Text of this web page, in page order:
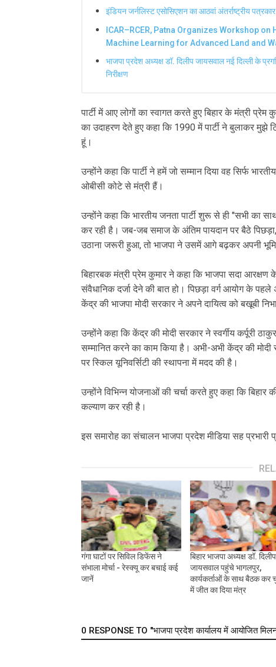
इंडियन जर्नलिस्ट एसोसिएशन का आठवां अंतर्राष्ट्रीय पत्रकार
ICAR–RCER, Patna Organizes Workshop
Machine Learning for Advanced Land and
भाजपा प्रदेश अध्यक्ष डॉ. दिलीप जायसवाल नई दिल्ली के
निरीक्षण
पार्टी में आए लोगों का स्वागत करते हुए बिहार के मंत्री
का उदाहरण देते हुए कहा कि 1990 में पार्टी ने बुलाकर
हूं।
उन्होंने कहा कि पार्टी ने हमें जो सम्मान दिया वह सिर्फ
ओबीसी कोटे से मंत्री हैं।
उन्होंने कहा कि भारतीय जनता पार्टी शुरू से ही "सभी का
कर रही है। जब-जब समाज के अंतिम पायदान पर बैठे
उठाना जरूरी हुआ, तो भाजपा ने उसमें आगे बढ़कर अपनी
बिहारबक मंत्री प्रेम कुमार ने कहा कि भाजपा सदा
संवैधानिक दर्जा देने की बात हो। पिछड़ा वर्ग आयोग के
केंद्र की भाजपा मोदी सरकार ने अपने दायित्व को बखूबी
उन्होंने कहा कि केंद्र की मोदी सरकार ने स्वर्गीय कर्पूरी
सम्मानित करने का काम किया है। अभी-अभी केंद्र की
पर स्किल यूनिवर्सिटी की स्थापना में मदद की है।
उन्होंने विभिन्न योजनाओं की चर्चा करते हुए कहा कि
कल्याण कर रही है।
इस समारोह का संचालन भाजपा प्रदेश मीडिया सह प्रभारी
गंगा घाटों पर सिविल डिफेंस ने
संभाला मोर्चा - रेस्क्यू कर बचाई कई
जानें
बिहार भाजपा अध्यक्ष डॉ. दिलीप
जायसवाल पहुंचे भागलपुर,
कार्यकर्ताओं के साथ बैठक कर
में जीत का दिया मंत्र
0 RESPONSE TO "भाजपा प्रदेश कार्यालय में आयोजित